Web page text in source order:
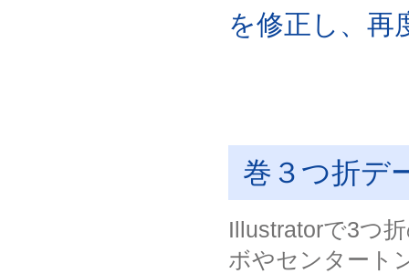
を修正し、再
巻３つ折デ
Illustratorで3つ
ボやセンタート